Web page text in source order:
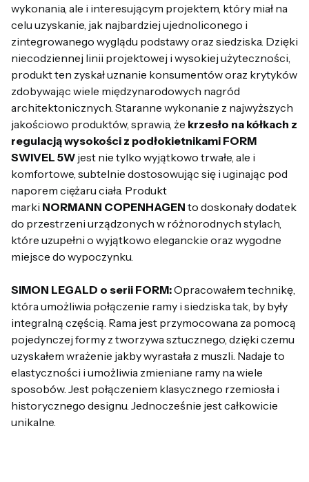
wykonania, ale i interesującym projektem, który miał na
celu uzyskanie, jak najbardziej ujednoliconego i
zintegrowanego wyglądu podstawy oraz siedziska. Dzięki
niecodziennej linii projektowej i wysokiej użyteczności,
produkt ten zyskał uznanie konsumentów oraz krytyków
zdobywając wiele międzynarodowych nagród
architektonicznych. Staranne wykonanie z najwyższych
jakościowo produktów, sprawia, że krzesło na kółkach z
regulacją wysokości z podłokietnikami FORM
SWIVEL 5W jest nie tylko wyjątkowo trwałe, ale i
komfortowe, subtelnie dostosowując się i uginając pod
naporem ciężaru ciała. Produkt
marki NORMANN COPENHAGEN to doskonały dodatek
do przestrzeni urządzonych w różnorodnych stylach,
które uzupełni o wyjątkowo eleganckie oraz wygodne
miejsce do wypoczynku.
SIMON LEGALD o serii FORM:Opracowałem technikę,
która umożliwia połączenie ramy i siedziska tak, by były
integralną częścią. Rama jest przymocowana za pomocą
pojedynczej formy z tworzywa sztucznego, dzięki czemu
uzyskałem wrażenie jakby wyrastała z muszli. Nadaje to
elastyczności i umożliwia zmieniane ramy na wiele
sposobów. Jest połączeniem klasycznego rzemiosła i
historycznego designu. Jednocześnie jest całkowicie
unikalne.